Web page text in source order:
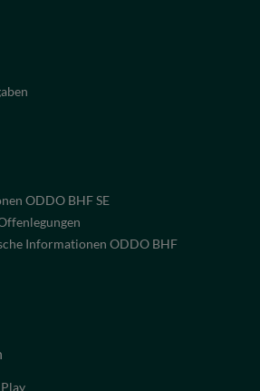
ODDO BHF SE
Informationen ODDO BHF